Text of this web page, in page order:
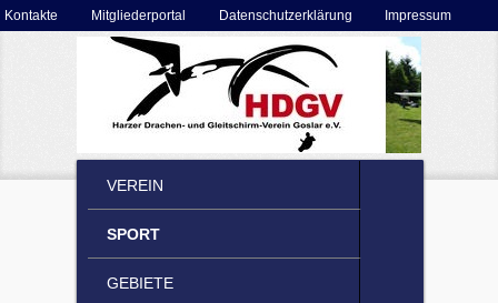
Secondary menu
Skip to primary content
Skip to secondary content
Kontakte Mitgliederportal Datenschutzerklärung Impressum
SKIP TO PRIMARY CONTENT
SKIP TO SECONDARY CONTENT
VEREIN
SPORT
GEBIETE